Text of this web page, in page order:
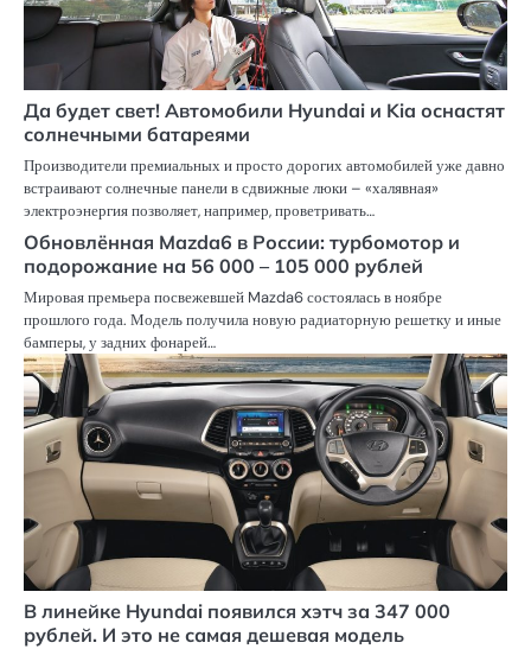
Да будет свет! Автомобили Hyundai и Kia оснастят
солнечными батареями
Производители премиальных и просто дорогих автомобилей уже давно
встраивают солнечные панели в сдвижные люки – «халявная»
электроэнергия позволяет, например, проветривать…
Обновлённая Mazda6 в России: турбомотор и
подорожание на 56 000 – 105 000 рублей
Мировая премьера посвежевшей Mazda6 состоялась в ноябре
прошлого года. Модель получила новую радиаторную решетку и иные
бамперы, у задних фонарей…
В линейке Hyundai появился хэтч за 347 000
рублей. И это не самая дешевая модель